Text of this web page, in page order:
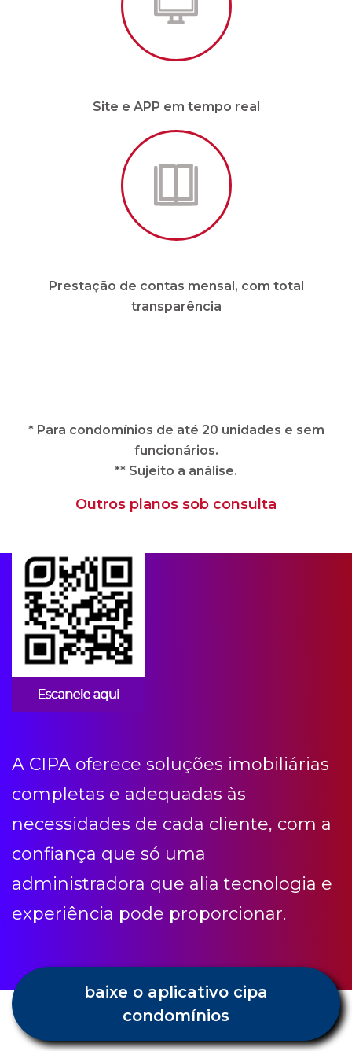
Prestação de contas mensal, com total
* Para condomínios de até 20 unidades e sem
A CIPA oferece soluções imobiliárias
completas e adequadas às
necessidades de cada cliente, com a
administradora que alia tecnologia e
experiência pode proporcionar.
baixe o aplicativo cipa
condomínios
Condomínio etc
Receba todas as novidades e dicas
Cipa.